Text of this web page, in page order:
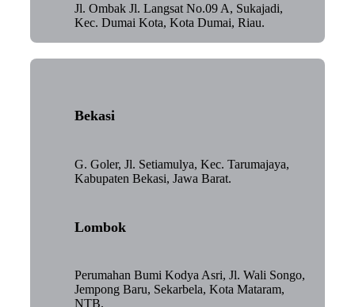
Jl. Ombak Jl. Langsat No.09 A, Sukajadi,
Kec. Dumai Kota, Kota Dumai, Riau.
Bekasi
G. Goler, Jl. Setiamulya, Kec. Tarumajaya,
Kabupaten Bekasi, Jawa Barat.
Lombok
Perumahan Bumi Kodya Asri, Jl. Wali Songo,
Jempong Baru, Sekarbela, Kota Mataram,
NTB.